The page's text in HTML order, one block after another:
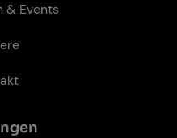
& Events